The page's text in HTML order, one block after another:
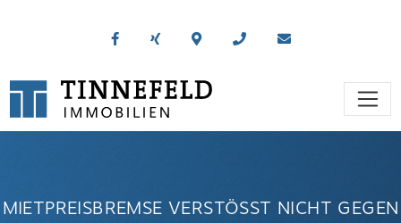
MIETPREISBREMSE VERSTÖSST NICHT GEGEN D